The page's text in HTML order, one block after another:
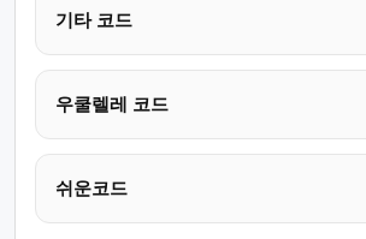
기타 코드
우쿨렐레 코드
쉬운코드